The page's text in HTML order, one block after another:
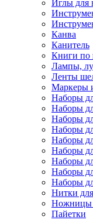
Иглы для
Канва
Канитель
Книги по
Лампы,
Ленты
Маркеры
Наборы
Наборы
Наборы
Наборы
Наборы
Наборы
Наборы
Наборы
Наборы
Нитки
Ножницы
Пайетки